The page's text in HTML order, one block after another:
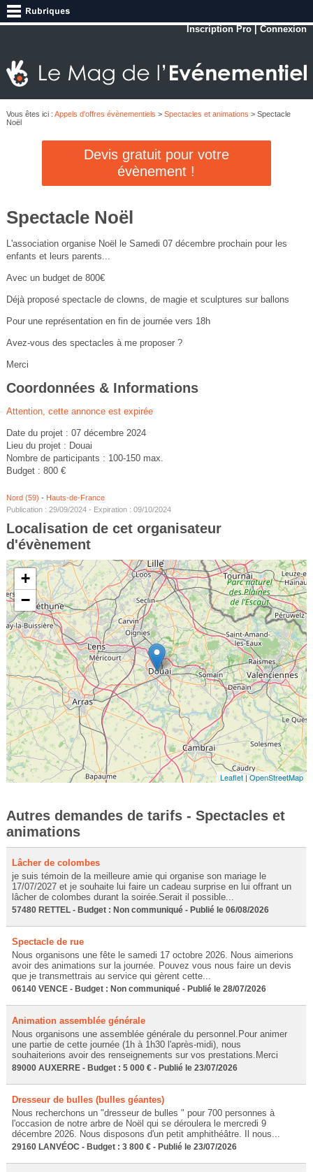
Inscription Pro |Connexion
Vous êtes ici : Appels d'offres évènementiels > Spectacles et animations > Spectacle
Noël
Devis gratuit pour votre
évènement !
Spectacle Noël
L'association organise Noël le Samedi 07 décembre prochain pour les
enfants et leurs parents...
Avec un budget de 800€
Déjà proposé spectacle de clowns, de magie et sculptures sur ballons
Pour une représentation en fin de journée vers 18h
Avez-vous des spectacles à me proposer ?
Merci
Coordonnées & Informations
Attention, cette annonce est expirée
Date du projet : 07 décembre 2024
Lieu du projet : Douai
Nombre de participants : 100-150 max.
Budget : 800 €
Nord (59) - Hauts-de-France
Publication : 29/09/2024 - Expiration : 09/10/2024
Localisation de cet organisateur
d'évènement
+
−
Leaflet|OpenStreetMap
Autres demandes de tarifs - Spectacles et
animations
Lâcher de colombes
je suis témoin de la meilleure amie qui organise son mariage le
17/07/2027 et je souhaite lui faire un cadeau surprise en lui offrant un
lâcher de colombes durant la soirée.Serait il possible...
57480 RETTEL - Budget : Non communiqué - Publié le 06/08/2026
Spectacle de rue
Nous organisons une fête le samedi 17 octobre 2026. Nous aimerions
avoir des animations sur la journée. Pouvez vous nous faire un devis
que je transmettrais au service qui gèrent cette...
06140 VENCE - Budget : Non communiqué - Publié le 28/07/2026
Animation assemblée générale
Nous organisons une assemblée générale du personnel.Pour animer
une partie de cette journée (1h à 1h30 l'après-midi), nous
souhaiterions avoir des renseignements sur vos prestations.Merci
89000 AUXERRE - Budget : 5 000 € - Publié le 23/07/2026
Dresseur de bulles (bulles géantes)
Nous recherchons un "dresseur de bulles " pour 700 personnes à
l'occasion de notre arbre de Noël qui se déroulera le mercredi 9
décembre 2026. Nous disposons d'un petit amphithéâtre. Il nous...
29160 LANVÉOC - Budget : 3 800 € - Publié le 23/07/2026